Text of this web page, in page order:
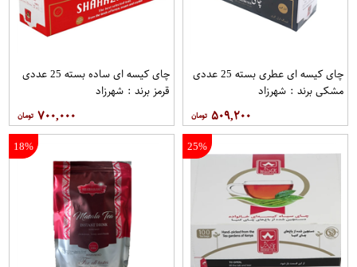
چای کیسه ای عطری بسته 25 عددی
مشکی برند : شهرزاد
۵۰۹,۲۰۰
چای کیسه ای ساده بسته 25 عددی
قرمز برند : شهرزاد
۷۰۰,۰۰۰
25%
18%